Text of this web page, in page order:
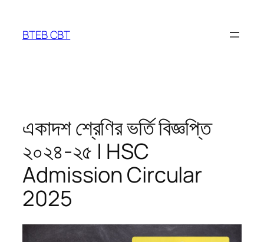
content
BTEB CBT
একাদশ শ্রেণির ভর্তি বিজ্ঞপ্তি
২০২৪-২৫ | HSC
Admission Circular
2025